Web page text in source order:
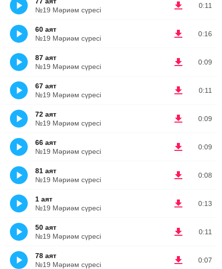
0:11
№19 Мәриәм сүресі
0:16
60 аят
№19 Мәриәм сүресі
0:09
87 аят
№19 Мәриәм сүресі
0:11
67 аят
№19 Мәриәм сүресі
0:09
72 аят
№19 Мәриәм сүресі
0:09
66 аят
№19 Мәриәм сүресі
0:08
81 аят
№19 Мәриәм сүресі
0:13
1 аят
№19 Мәриәм сүресі
0:11
50 аят
№19 Мәриәм сүресі
0:07
78 аят
№19 Мәриәм сүресі